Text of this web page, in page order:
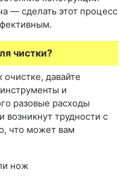
— сделать этот процесс
чистки?
давайте
и
разовые расходы
возникнут трудности с
что может вам
нож